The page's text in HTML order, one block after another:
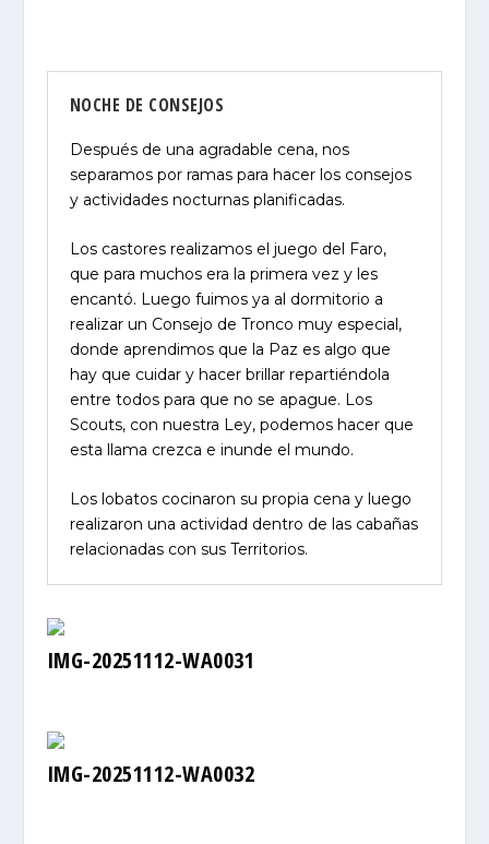
NOCHE DE CONSEJOS
Después de una agradable cena, nos
separamos por ramas para hacer los consejos
y actividades nocturnas planificadas.
Los castores realizamos el juego del Faro,
que para muchos era la primera vez y les
encantó. Luego fuimos ya al dormitorio a
realizar un Consejo de Tronco muy especial,
donde aprendimos que la Paz es algo que
hay que cuidar y hacer brillar repartiéndola
entre todos para que no se apague. Los
Scouts, con nuestra Ley, podemos hacer que
esta llama crezca e inunde el mundo.
Los lobatos cocinaron su propia cena y luego
realizaron una actividad dentro de las cabañas
relacionadas con sus Territorios.
IMG-20251112-WA0031
IMG-20251112-WA0032